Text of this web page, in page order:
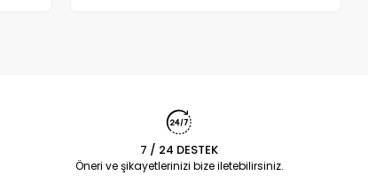
7 / 24 DESTEK
Öneri ve şikayetlerinizi bize iletebilirsiniz.